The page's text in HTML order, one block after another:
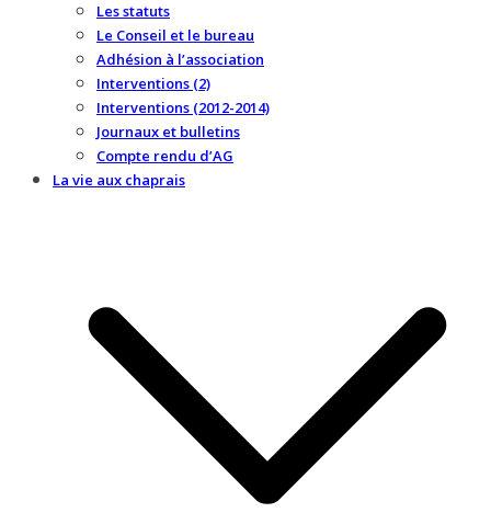
Les statuts
Le Conseil et le bureau
Adhésion à l’association
Interventions (2)
Interventions (2012-2014)
Journaux et bulletins
Compte rendu d’AG
La vie aux chaprais